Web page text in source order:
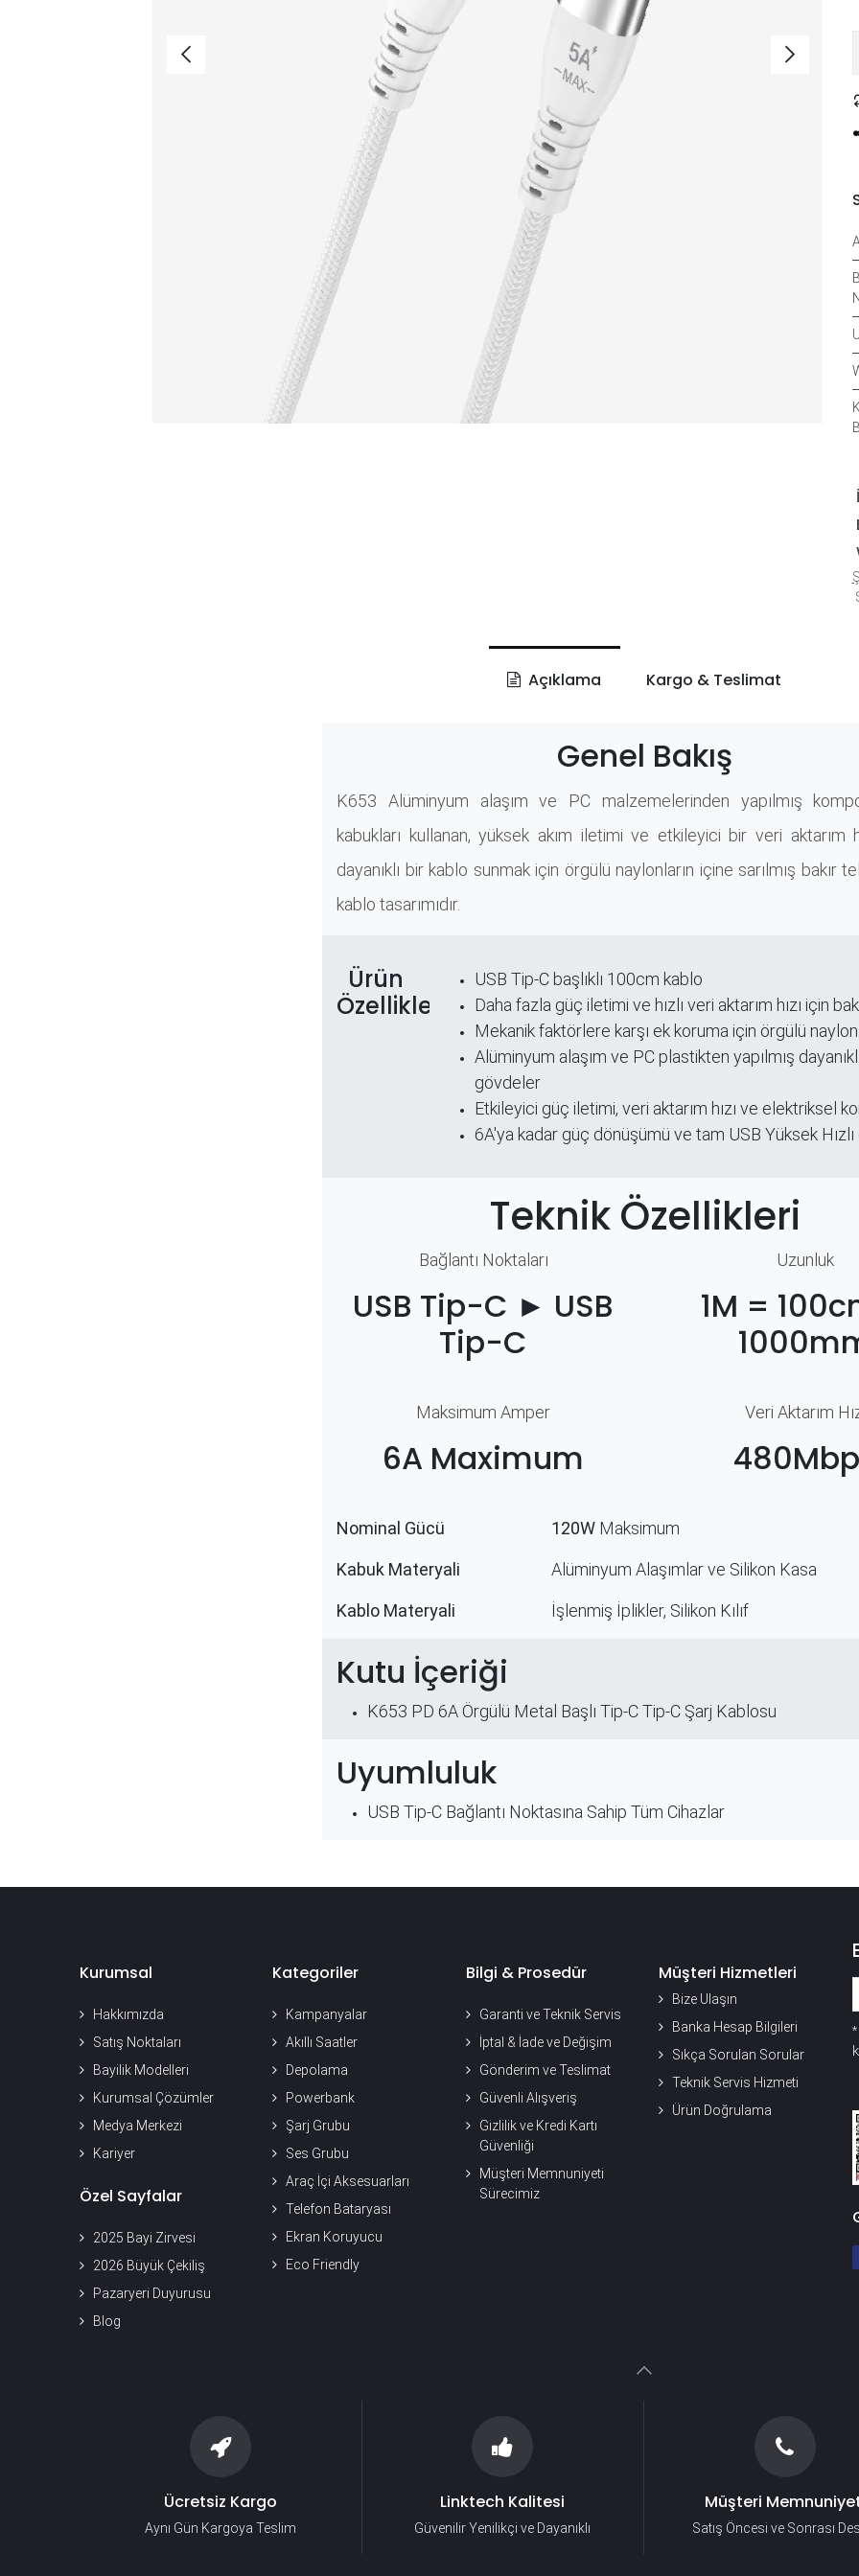
Açıklama Kargo & Teslimat
Genel Bakış
K653 Alüminyum alaşım ve PC malzemelerinden yapılmış
kabukları kullanan, yüksek akım iletimi ve etkileyici bir veri aktarım
dayanıklı bir kablo sunmak için örgülü naylonların içine sarılmış bakır
kablo tasarımıdır.
Ürün
Özellikleri
USB Tip-C başlıklı 100cm kablo
Daha fazla güç iletimi ve hızlı veri aktarım hızı için
Mekanik faktörlere karşı ek koruma için örgülü naylon
Alüminyum alaşım ve PC plastikten yapılmış
gövdeler
Etkileyici güç iletimi, veri aktarım hızı ve elektriksel
6A'ya kadar güç dönüşümü ve tam USB Yüksek
Teknik Özellikleri
Bağlantı Noktaları​
USB Tip-C ► USB
Tip-C
Uzunluk
1M =
Maksimum Amper
6A Maximum
Veri Aktarım
Nominal Gücü​ 120W Maksimum
Kabuk Materyali Alüminyum Alaşımlar ve Silikon Kasa
​Kablo Materyali İşlenmiş İplikler, Silikon Kılıf
Kutu İçeriği
K653 PD 6A Örgülü Metal Başlı Tip-C Tip-C Şarj Kablosu
Uyumluluk
USB Tip-C Bağlantı Noktasına Sahip Tüm Cihazlar
Kurumsal
Hakkımızda
Satış Noktaları
Bayilik Modelleri
Kurumsal Çözümler
Medya Merkezi
Kariyer
Özel Sayfalar
2025 Bayi Zirvesi
2026 Büyük Çekiliş
Pazaryeri Duyurusu
Blog
Kategoriler
Kampanyalar
Akıllı Saatler
Depolama
Powerbank
Şarj Grubu
Ses Grubu
Araç İçi Aksesuarları
Telefon Bataryası
Ekran Koruyucu
Eco Friendly
Bilgi & Prosedür
Garanti ve Teknik Servis
İptal & İade ve Değişim
Gönderim ve Teslimat
Güvenli Alışveriş
Gizlilik ve Kredi Kartı
Güvenliği
Müşteri Memnuniyeti
Sürecimiz
Müşteri Hizmetleri
Bize Ulaşın
Banka Hesap Bilgileri
Sıkça Sorulan Sorular
Teknik Servis Hizmeti
Ürün Doğrulama
*
Ücretsiz Kargo
Aynı Gün Kargoya Teslim
Linktech Kalitesi
Güvenilir Yenilikçi ve Dayanıklı
Müşteri
Satış Öncesi ve Sonrası